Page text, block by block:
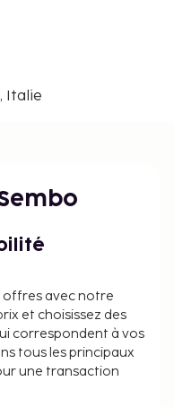
de Naples
- 0,5 km
est : Aéroport
8,2 km
en continu.
à
comprendre les
Italie
offres avec notre
et choisissez des
correspondent à vos
tous les principaux
une transaction